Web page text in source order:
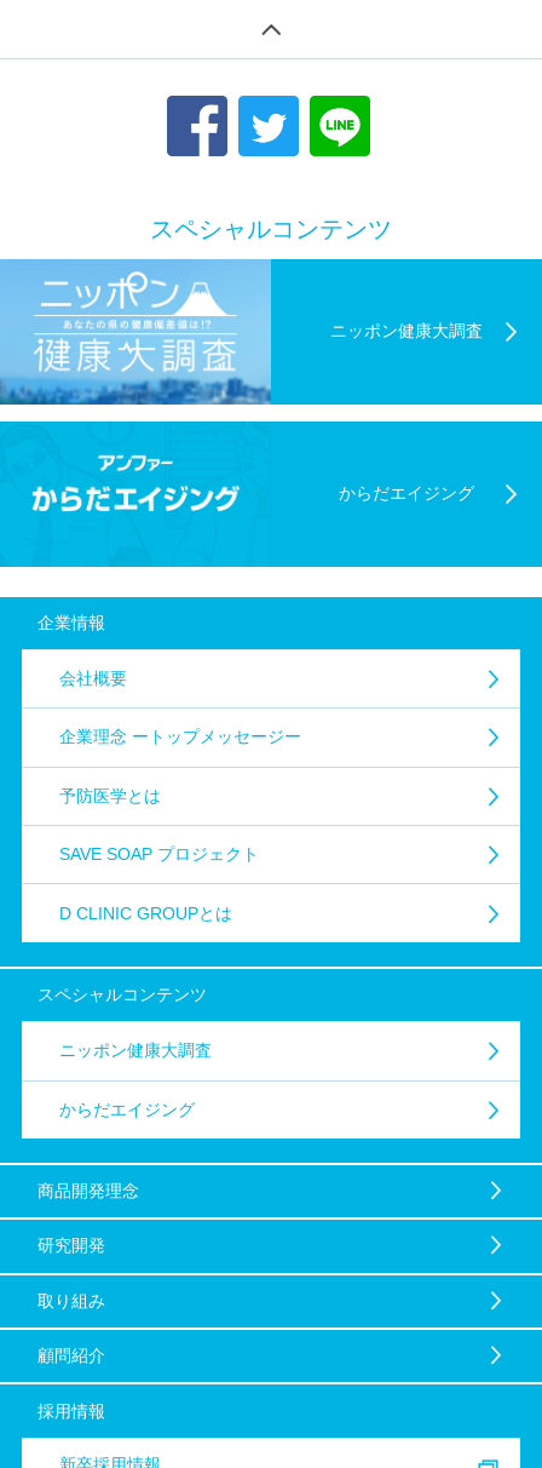
スペシャルコンテンツ
ニッポン健康大調査
からだエイジング
企業情報
会社概要
企業理念 ートップメッセージー
予防医学とは
SAVE SOAP プロジェクト
D CLINIC GROUPとは
スペシャルコンテンツ
ニッポン健康大調査
からだエイジング
商品開発理念
研究開発
取り組み
顧問紹介
採用情報